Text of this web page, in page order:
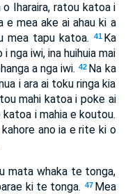
Iharaira, ratou katoa i
e mea ake ai ahau ki a
mea tapu katoa.
41 Ka
nga iwi, ina huihuia mai
a nga iwi. 42 Na ka
i ara ai toku ringa kia
mahi katoa i poke ai
i mahia e koutou.
ano ia e rite ki o
mata whaka te tonga,
ki te tonga. 47 Mea